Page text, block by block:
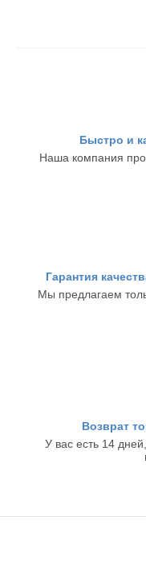
Быстро и
Наша компания
Гарантия
Мы предлагаем
Возврат
У вас есть 14